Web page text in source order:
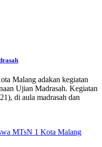
Malang adakan kegiatan
Ujian Madrasah. Kegiatan
di aula madrasah dan